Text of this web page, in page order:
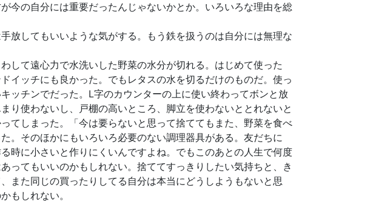
今の自分には重要だったんじゃないかとか。いろいろな理由を総
放してもいいような気がする。もう鉄を扱うのは自分には無理な
して遠心力で水洗いした野菜の水分が切れる。はじめて使った
イッチにも良かった。でもレタスの水を切るだけのものだ。使っ
ッチンでだった。L字のカウンターの上に使い終わってボンと放
り使わないし、戸棚の高いところ、脚立を使わないととれないと
てしまった。「今は要らないと思って捨ててもまた、野菜を食べ
。そのほかにもいろいろ必要のない調理器具がある。友だちに
時に小さいと作りにくいんですよね。でもこのあとの人生で何度
ってもいいのかもしれない。捨ててすっきりしたい気持ちと、き
また同じの買ったりしてる自分は本当にどうしようもないと思
もしれない。